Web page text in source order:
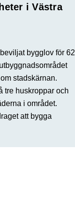
i Västra
bygglov för 62
stadskärnan.
tre huskroppar och
i området.
att bygga